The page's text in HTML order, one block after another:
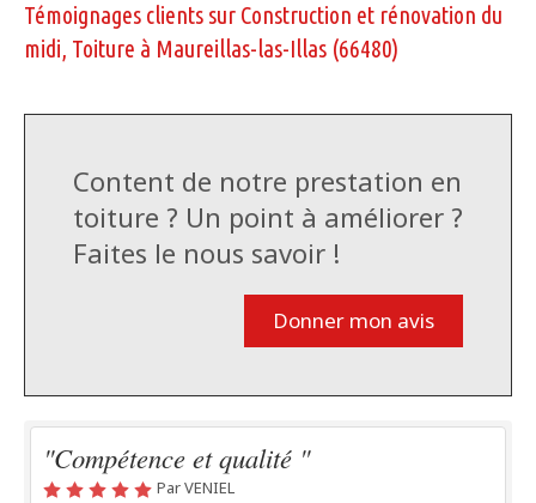
Témoignages clients sur Construction et rénovation du
midi, Toiture à Maureillas-las-Illas (66480)
Content de notre prestation en
toiture ? Un point à améliorer ?
Faites le nous savoir !
Donner mon avis
"Compétence et qualité "
Par VENIEL